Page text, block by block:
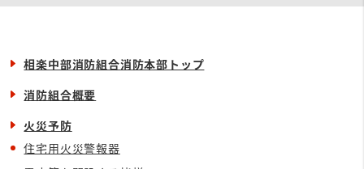
相楽中部消防組合消防本部トップ
消防組合概要
火災予防
住宅用火災警報器